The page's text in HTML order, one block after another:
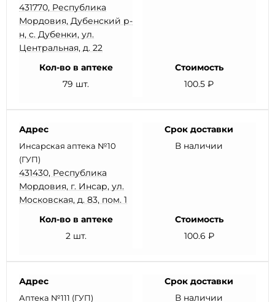
431770, Республика
Мордовия, Дубенский р-
н, с. Дубенки, ул.
Центральная, д. 22
Кол-во в аптеке
79 шт.
Стоимость
100.5 ₽
Адрес
Инсарская аптека №10
(ГУП)
431430, Республика
Мордовия, г. Инсар, ул.
Московская, д. 83, пом. 1
Срок доставки
В наличии
Кол-во в аптеке
2 шт.
Стоимость
100.6 ₽
Адрес
Аптека №111 (ГУП)
Срок доставки
В наличии